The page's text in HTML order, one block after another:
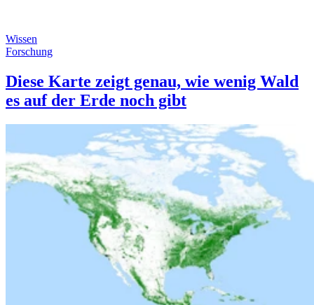
Wissen
Forschung
Diese Karte zeigt genau, wie wenig Wald
es auf der Erde noch gibt